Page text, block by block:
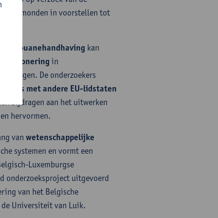
uitmonden in voorstellen tot
douanehandhaving kan
in
De onderzoekers
met andere EU-lidstaten
bijdragen aan het uitwerken
hervormen.
van wetenschappelijke
systemen en vormt een
Luxemburgse
onderzoeksproject uitgevoerd
van het Belgische
Universiteit van Luik.